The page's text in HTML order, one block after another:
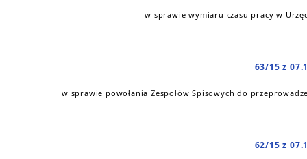
w sprawie wymiaru czasu pracy w
63/15 z
w sprawie powołania Zespołów Spisowych do
62/15 z